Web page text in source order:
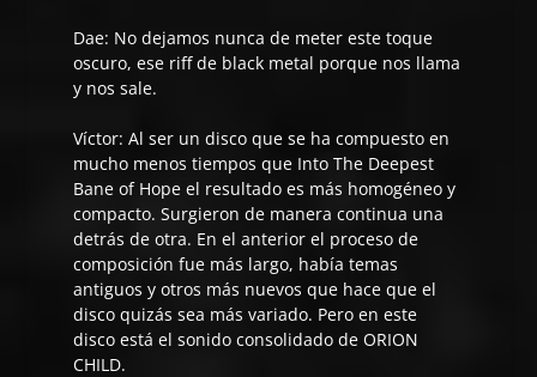
Dae: No dejamos nunca de meter este toque
oscuro, ese riff de black metal porque nos llama
y nos sale.
Víctor: Al ser un disco que se ha compuesto en
mucho menos tiempos que Into The Deepest
Bane of Hope el resultado es más homogéneo y
compacto. Surgieron de manera continua una
detrás de otra. En el anterior el proceso de
composición fue más largo, había temas
antiguos y otros más nuevos que hace que el
disco quizás sea más variado. Pero en este
disco está el sonido consolidado de ORION
CHILD.